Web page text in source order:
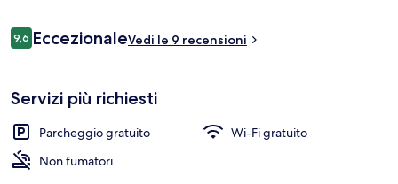
pubblici: Fermata del tram di Ambroise Pare si trova a 8 min a piedi e
Recensioni
9,69,6 su 10
EccezionaleVedi le 9 recensioni
Servizi più richiesti
Parcheggio gratuito
Wi-Fi gratuito
Non fumatori